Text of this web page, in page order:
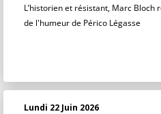
L’historien et résistant, Marc Bloch
de l'humeur de Périco Légasse
Lundi 22 Juin 2026